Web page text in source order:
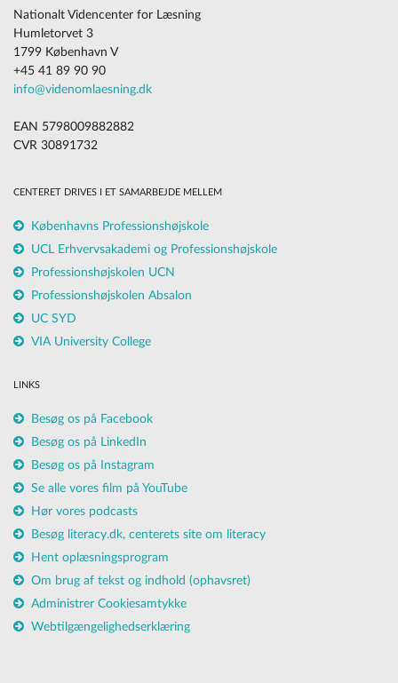
Nationalt Videncenter for Læsning
Humletorvet 3
1799 København V
+45 41 89 90 90
info@videnomlaesning.dk
EAN 5798009882882
CVR 30891732
CENTERET DRIVES I ET SAMARBEJDE MELLEM
Københavns Professionshøjskole
UCL Erhvervsakademi og Professionshøjskole
Professionshøjskolen UCN
Professionshøjskolen Absalon
UC SYD
VIA University College
LINKS
Besøg os på Facebook
Besøg os på LinkedIn
Besøg os på Instagram
Se alle vores film på YouTube
Hør vores podcasts
Besøg literacy.dk, centerets site om literacy
Hent oplæsningsprogram
Om brug af tekst og indhold (ophavsret)
Administrer Cookiesamtykke
Webtilgængelighedserklæring